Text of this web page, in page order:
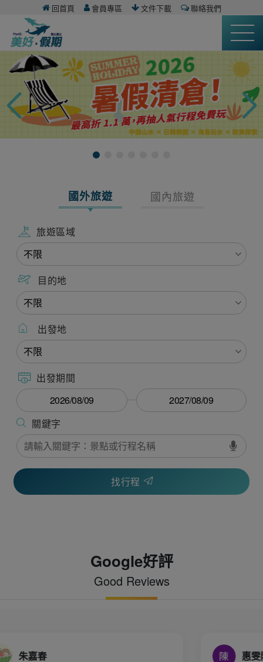
回首頁 會員專區 文件下載 聯絡我們
國外旅遊 國內旅遊
旅遊區域
目的地
出發地
出發期間
找行程
Google好評
Good Reviews